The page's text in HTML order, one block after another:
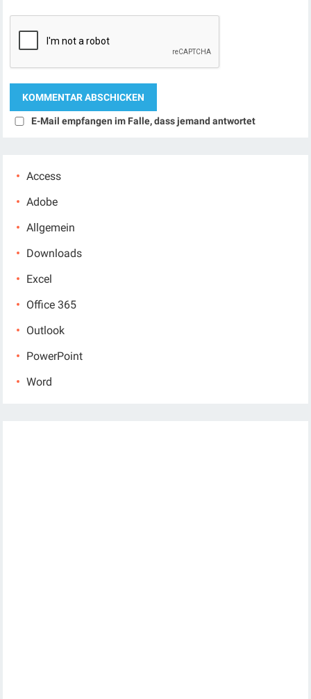
E-Mail empfangen im Falle, dass jemand antwortet
Access
Adobe
Allgemein
Downloads
Excel
Office 365
Outlook
PowerPoint
Word